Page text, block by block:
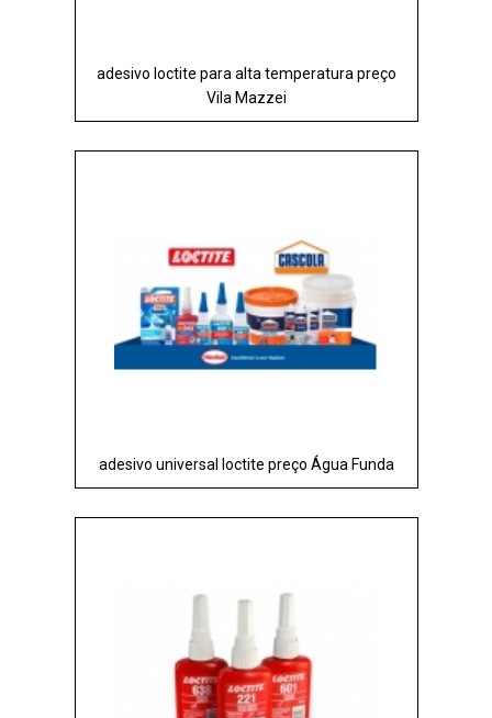
adesivo loctite para alta temperatura preço
Vila Mazzei
adesivo universal loctite preço Água Funda